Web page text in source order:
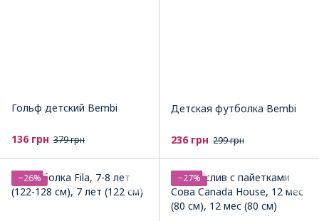
Гольф детский Bembi
136 грн 379 грн
Детская футболка Bembi
236 грн 299 грн
−26% −27%